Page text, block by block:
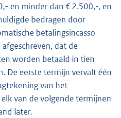
en minder dan € 2.500,-, en
bedragen door
betalingsincasso
dat de
worden betaald in tien
De eerste termijn vervalt één
van het
van de volgende termijnen
later.